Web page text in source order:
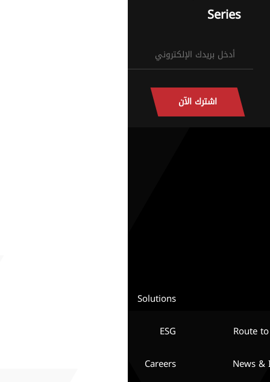
Series
اشترك الآن
Solutions
Route
ESG
News &
Careers